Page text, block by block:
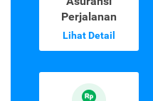
Perjalanan
Lihat Detail